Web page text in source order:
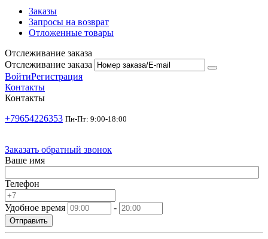
Заказы
Запросы на возврат
Отложенные товары
Отслеживание заказа
Отслеживание заказа
ВойтиРегистрация
Контакты
Контакты
+79654226353 Пн-Пт: 9:00-18:00
Заказать обратный звонок
Ваше имя
Телефон
Удобное время -
Отправить